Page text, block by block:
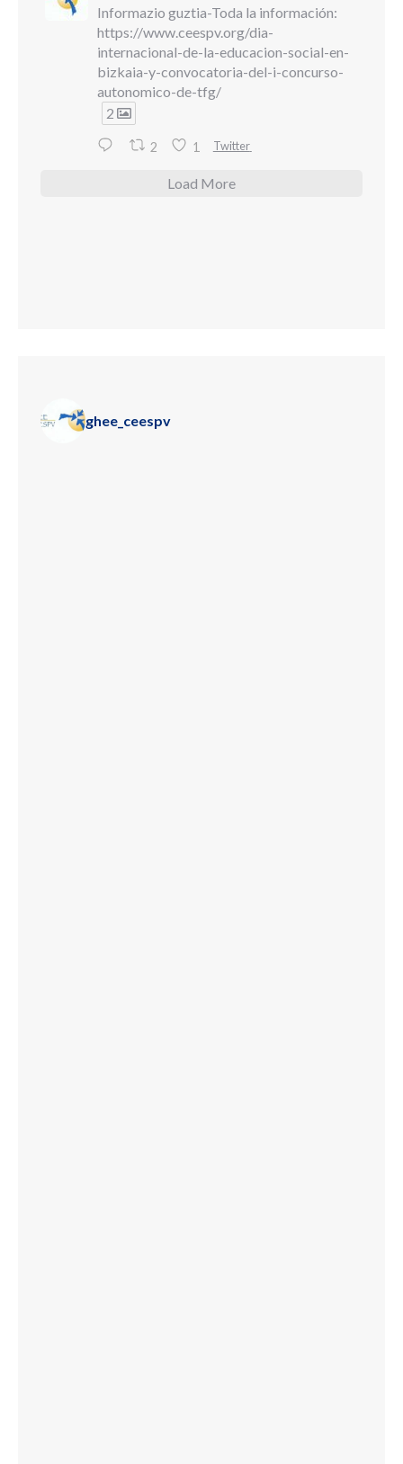
Informazio guztia-Toda la información:
https://www.ceespv.org/dia-
internacional-de-la-educacion-social-en-
bizkaia-y-convocatoria-del-i-concurso-
autonomico-de-tfg/
2
2 1 Twitter
Load More
ghee_ceespv